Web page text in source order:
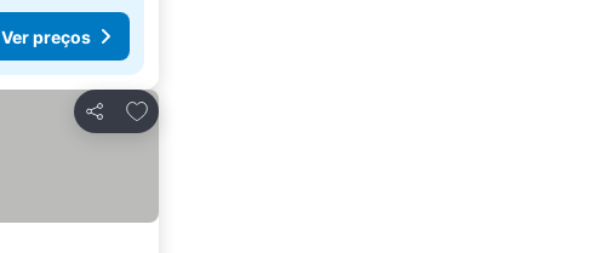
Ver preços
Partilhar
Adicionar aos favoritos